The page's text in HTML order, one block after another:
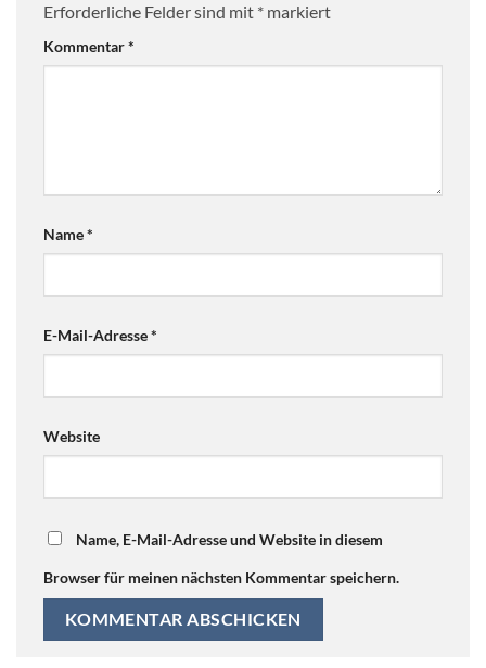
Erforderliche Felder sind mit * markiert
Kommentar*
Name*
E-Mail-Adresse*
Website
Name, E-Mail-Adresse und Website in diesem
Browser für meinen nächsten Kommentar speichern.